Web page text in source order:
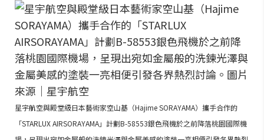
星宇航空與殿堂級日本藝術家空山基（Hajime SORAYAMA）攜手合作的
「STARLUX AIRSORAYAMA」計劃B-58553銀色飛機於之前降落桃園國際機